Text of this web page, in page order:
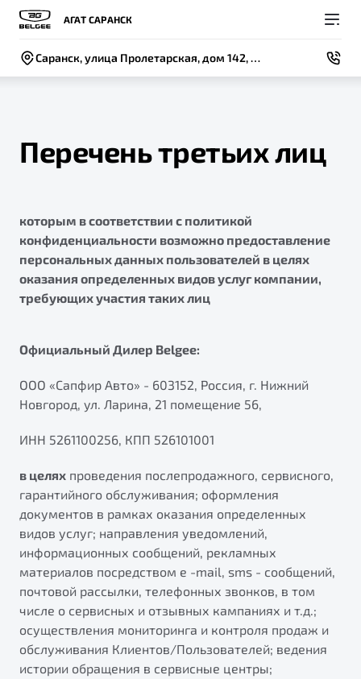
АГАТ САРАНСК
Саранск, улица Пролетарская, дом 142, строение 1
Новый
X50+
от 2 219 990 ₽*
Обзор В наличии
S50
ВЫБОР И ПОКУПКА
Автомобили в наличии
Спецпредложения и Акции
ФИНАНСЫ И УСЛУГИ
Автокредит
Трейд-ин
Страхование
СЕРВИС
Записаться на сервис
Руководство по эксплуатации
ПОДДЕРЖКА
Гарантия Belgee
Belgee Линк
Belgee Плюс
Реферальная программа
Клиентская поддержка
Помощь на дорогах
СОБЫТИЯ
Новости
Контакты
О бренде
О дилерском центре
Правовая информация
Перечень третьих лиц
которым в соответствии с политикой
конфиденциальности возможно предоставление
персональных данных пользователей в целях
оказания определенных видов услуг компании,
требующих участия таких лиц
Официальный Дилер Belgee:
ООО «Сапфир Авто» - 603152, Россия, г. Нижний
Новгород, ул. Ларина, 21 помещение 56,
ИНН 5261100256, КПП 526101001
в целях проведения послепродажного, сервисного,
гарантийного обслуживания; оформления
документов в рамках оказания определенных
видов услуг; направления уведомлений,
информационных сообщений, рекламных
материалов посредством e -mail, sms - сообщений,
почтовой рассылки, телефонных звонков, в том
числе о сервисных и отзывных кампаниях и т.д.;
осуществления мониторинга и контроля продаж и
обслуживания Клиентов/Пользователей; ведения
истории обращения в сервисные центры;